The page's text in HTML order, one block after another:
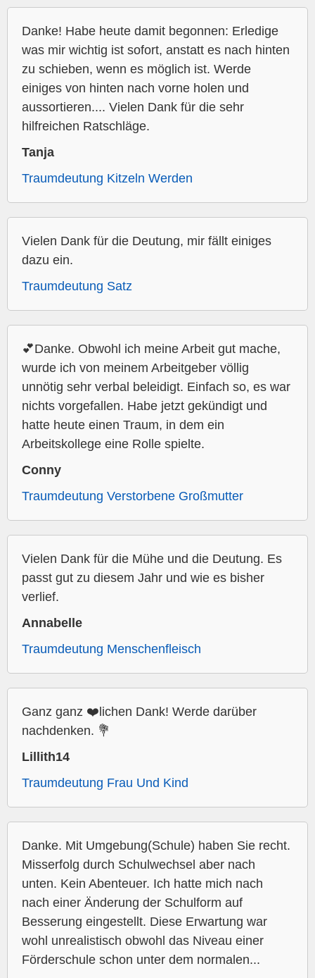
Danke! Habe heute damit begonnen: Erledige
was mir wichtig ist sofort, anstatt es nach hinten
zu schieben, wenn es möglich ist. Werde
einiges von hinten nach vorne holen und
aussortieren.... Vielen Dank für die sehr
hilfreichen Ratschläge.
Tanja
Traumdeutung Kitzeln Werden
Vielen Dank für die Deutung, mir fällt einiges
dazu ein.
Traumdeutung Satz
💕Danke. Obwohl ich meine Arbeit gut mache,
wurde ich von meinem Arbeitgeber völlig
unnötig sehr verbal beleidigt. Einfach so, es war
nichts vorgefallen. Habe jetzt gekündigt und
hatte heute einen Traum, in dem ein
Arbeitskollege eine Rolle spielte.
Conny
Traumdeutung Verstorbene Großmutter
Vielen Dank für die Mühe und die Deutung. Es
passt gut zu diesem Jahr und wie es bisher
verlief.
Annabelle
Traumdeutung Menschenfleisch
Ganz ganz ❤️lichen Dank! Werde darüber
nachdenken. 💐
Lillith14
Traumdeutung Frau Und Kind
Danke. Mit Umgebung(Schule) haben Sie recht.
Misserfolg durch Schulwechsel aber nach
unten. Kein Abenteuer. Ich hatte mich nach
nach einer Änderung der Schulform auf
Besserung eingestellt. Diese Erwartung war
wohl unrealistisch obwohl das Niveau einer
Förderschule schon unter dem normalen...